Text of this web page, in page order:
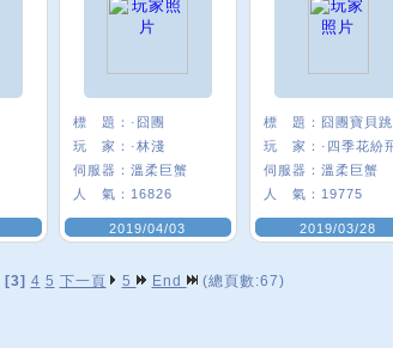
標 題： ·囧團
玩 家： ·林淺
伺服器： 溫柔巨蟹
人 氣： 16826
2019/04/03
標 題：
玩 家： ·四季花紛
伺服器： 溫柔巨蟹
人 氣： 19775
2019/03/28
[3] 4 5 下一頁 5 End (總頁數:67)